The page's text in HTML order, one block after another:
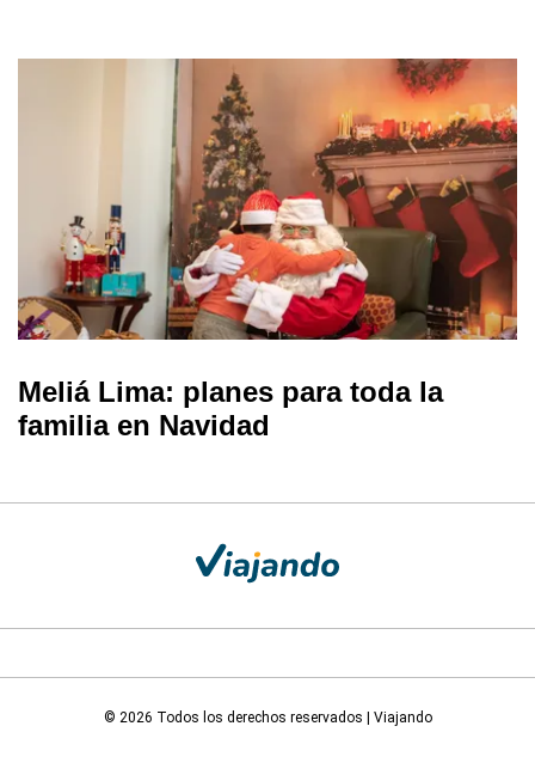
Meliá Lima: planes para toda la
familia en Navidad
© 2026 Todos los derechos reservados | Viajando